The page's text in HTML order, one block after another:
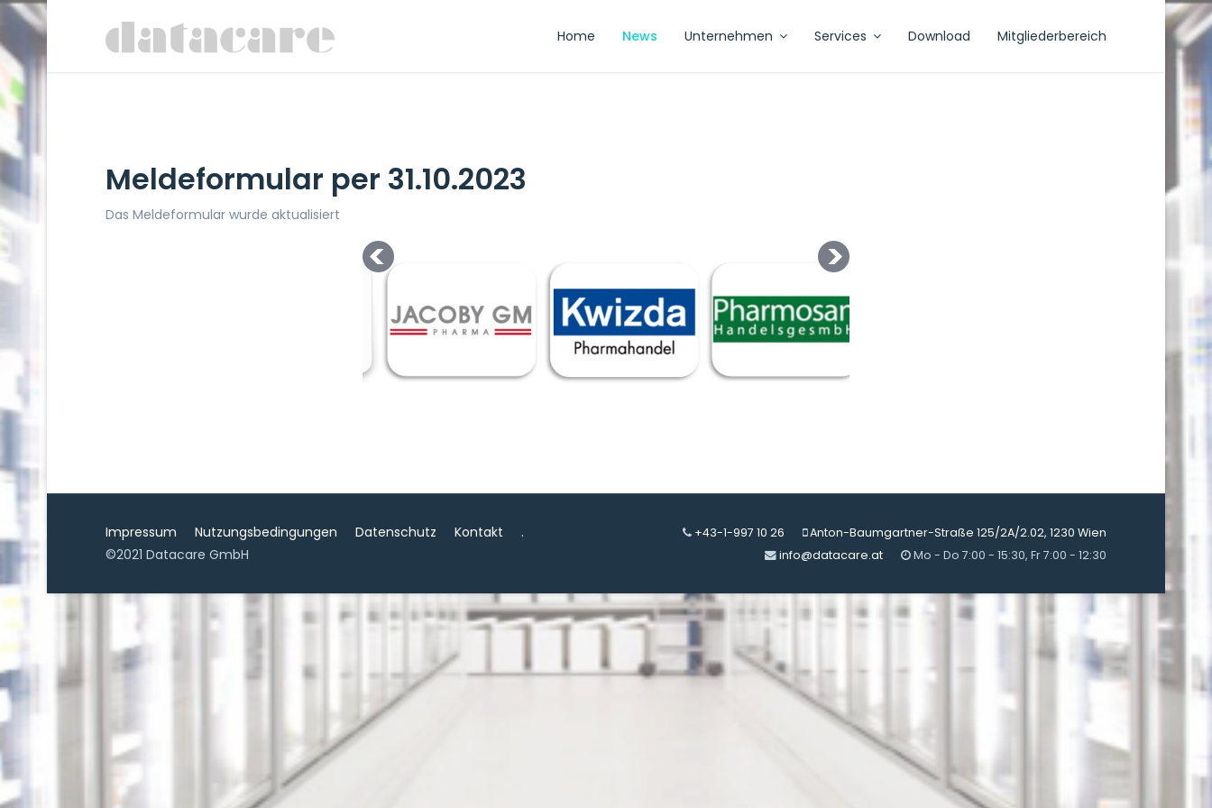
Home News Unternehmen Services Download Mitgliederbereich
Meldeformular per 31.10.2023
Das Meldeformular wurde aktualisiert
Impressum Nutzungsbedingungen Datenschutz Kontakt
.
©2021 Datacare GmbH
+43-1-997 10 26
Anton-Baumgartner-Straße 125/2A/2.02, 1230 Wien
info@datacare.at
Mo - Do 7:00 - 15:30, Fr 7:00 - 12:30